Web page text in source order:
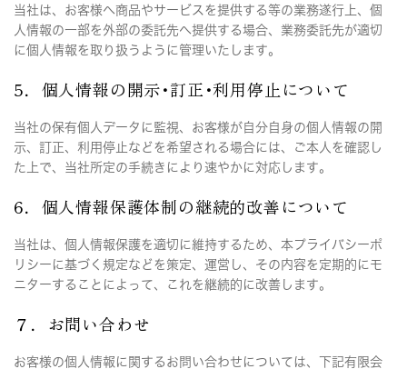
当社は、お客様へ商品やサービスを提供する等の業務遂行上、個
人情報の一部を外部の委託先へ提供する場合、業務委託先が適切
に個人情報を取り扱うように管理いたします。
5．個人情報の開示･訂正･利用停止について
当社の保有個人データに監視、お客様が自分自身の個人情報の開
示、訂正、利用停止などを希望される場合には、ご本人を確認し
た上で、当社所定の手続きにより速やかに対応します。
6．個人情報保護体制の継続的改善について
当社は、個人情報保護を適切に維持するため、本プライバシーポ
リシーに基づく規定などを策定、運営し、その内容を定期的にモ
ニターすることによって、これを継続的に改善します。
７．お問い合わせ
お客様の個人情報に関するお問い合わせについては、下記有限会